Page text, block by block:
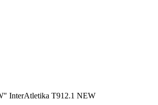
InterAtletika T912.1 NEW